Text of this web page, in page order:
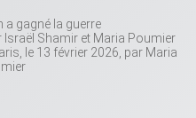
a gagné la guerre
Israël Shamir et Maria Poumier
le 13 février 2026, par Maria